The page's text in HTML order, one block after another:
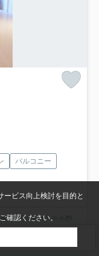
バルコニー
可能な立地！※小型
ゴミ出し24...もっと見
ービス向上検討を目的と
確認ください。